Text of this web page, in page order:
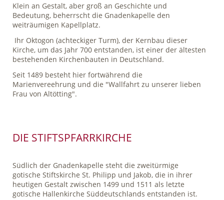
Klein an Gestalt, aber groß an Geschichte und
Bedeutung, beherrscht die Gnadenkapelle den
weiträumigen Kapellplatz.
Ihr Oktogon (achteckiger Turm), der Kernbau dieser
Kirche, um das Jahr 700 entstanden, ist einer der ältesten
bestehenden Kirchenbauten in Deutschland.
Seit 1489 besteht hier fortwährend die
Marienvereehrung und die "Wallfahrt zu unserer lieben
Frau von Altötting".
DIE STIFTSPFARRKIRCHE
Südlich der Gnadenkapelle steht die zweitürmige
gotische Stiftskirche St. Philipp und Jakob, die in ihrer
heutigen Gestalt zwischen 1499 und 1511 als letzte
gotische Hallenkirche Süddeutschlands entstanden ist.